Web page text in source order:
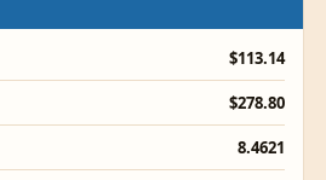
$113.14
$278.80
8.4621